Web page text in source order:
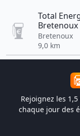
Total
Bretenoux
Bretenoux
9,0 km
Rejoignez les
chaque jour des